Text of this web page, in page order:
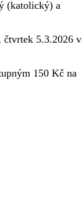
(katolický) a
čtvrtek 5.3.2026 v
150 Kč na